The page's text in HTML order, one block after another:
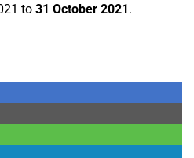
to 31 October 2021.